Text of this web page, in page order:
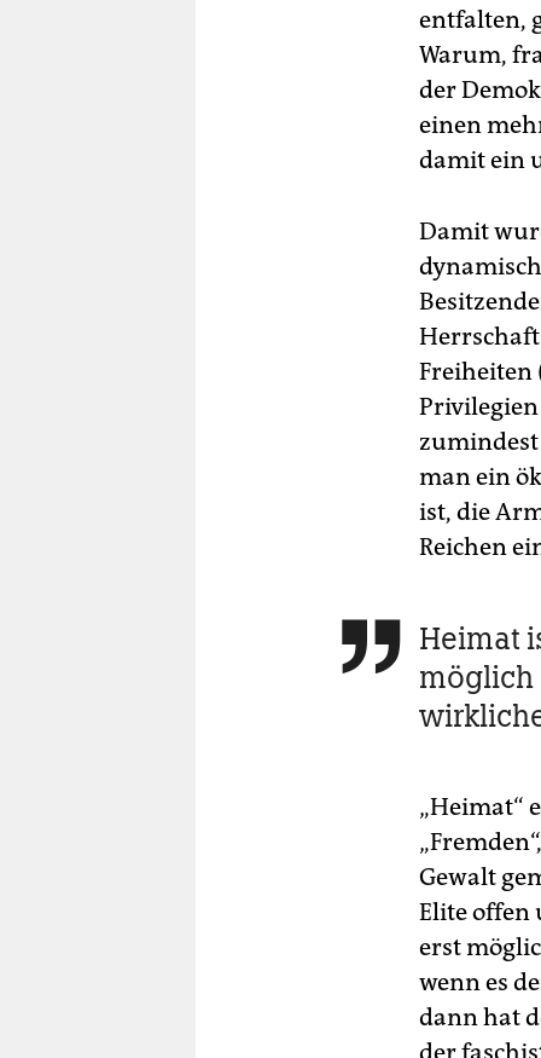
entfalten,
Warum,
der
einen
damit ein
Damit
Freiheiten
man ein
ist, die
Reichen
 Heimat
möglich
„Heimat“
Gewalt
Elite offen
erst
wenn es
dann hat
der